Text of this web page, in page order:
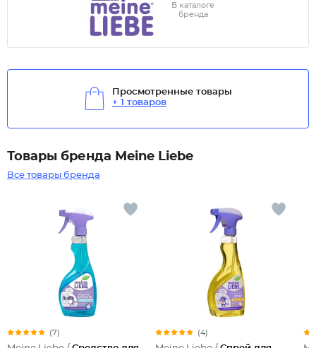
В каталоге
бренда
Просмотренные товары
+ 1 товаров
Товары бренда Meine Liebe
Все товары бренда
(7) (4)